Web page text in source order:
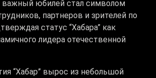
важный юбилей стал символом
партнеров и зрителей по
статус “Хабара” как
лидера отечественной
“Хабар” вырос из небольшой